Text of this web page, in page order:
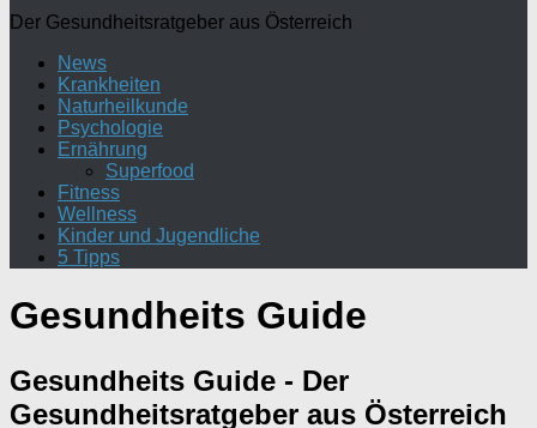
Der Gesundheitsratgeber aus Österreich
News
Krankheiten
Naturheilkunde
Psychologie
Ernährung
Superfood
Fitness
Wellness
Kinder und Jugendliche
5 Tipps
Gesundheits Guide
Gesundheits Guide - Der
Gesundheitsratgeber aus Österreich